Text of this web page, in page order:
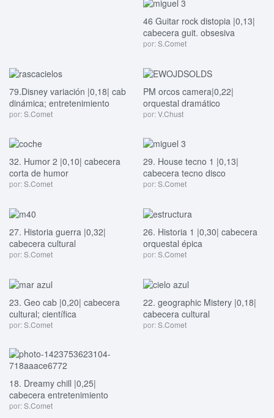
46 Guitar rock distopia |0,13|
cabecera guit. obsesiva
por:S.Comet
79.Disney variación |0,18| cab
dinámica; entretenimiento
por:S.Comet
PM orcos camera|0,22|
orquestal dramático
por:V.Chust
32. Humor 2 |0,10| cabecera
corta de humor
por:S.Comet
29. House tecno 1 |0,13|
cabecera tecno disco
por:S.Comet
27. Historia guerra |0,32|
cabecera cultural
por:S.Comet
26. Historia 1 |0,30| cabecera
orquestal épica
por:S.Comet
23. Geo cab |0,20| cabecera
cultural; científica
por:S.Comet
22. geographic Mistery |0,18|
cabecera cultural
por:S.Comet
18. Dreamy chill |0,25|
cabecera entretenimiento
por:S.Comet